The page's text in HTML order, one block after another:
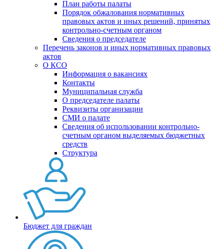
План работы палаты
Порядок обжалования нормативных
правовых актов и иных решений, принятых
контрольно-счетным органом
Сведения о председателе
Перечень законов и иных нормативных правовых
актов
О КСО
Информация о вакансиях
Контакты
Муниципальная служба
О председателе палаты
Реквизиты организации
СМИ о палате
Сведения об использовании контрольно-
счетным органом выделяемых бюджетных
средств
Структура
Бюджет для граждан